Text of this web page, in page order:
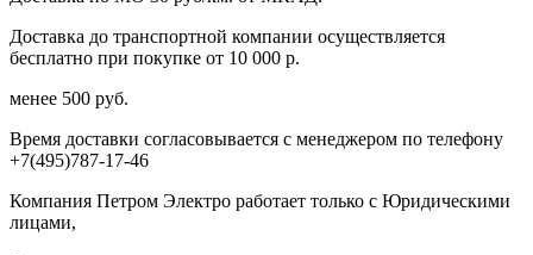
Доставка до транспортной компании осуществляется
бесплатно при покупке от 10 000 р.
менее 500 руб.
Время доставки согласовывается с менеджером по телефону
+7(495)787-17-46
Компания Петром Электро работает только с Юридическими
лицами,